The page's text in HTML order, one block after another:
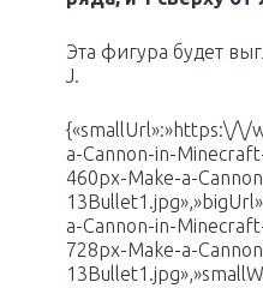
Эта фигура будет
J.
{«smallUrl»:»https:\/
a-Cannon-in-
460px-Make-a-
a-Cannon-in-
728px-Make-a-